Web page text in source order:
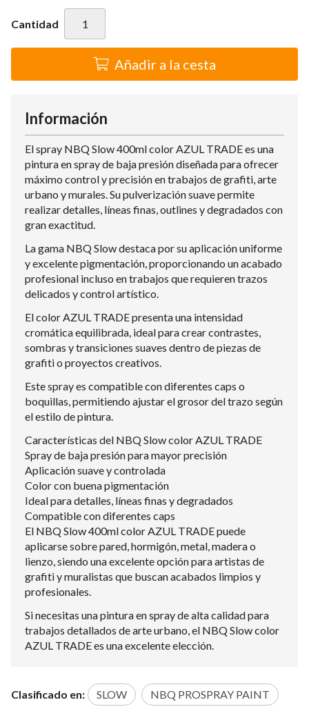
Cantidad
Añadir a la cesta
Información
El spray NBQ Slow 400ml color AZUL TRADE es una
pintura en spray de baja presión diseñada para ofrecer
máximo control y precisión en trabajos de grafiti, arte
urbano y murales. Su pulverización suave permite
realizar detalles, líneas finas, outlines y degradados con
gran exactitud.
La gama NBQ Slow destaca por su aplicación uniforme
y excelente pigmentación, proporcionando un acabado
profesional incluso en trabajos que requieren trazos
delicados y control artístico.
El color AZUL TRADE presenta una intensidad
cromática equilibrada, ideal para crear contrastes,
sombras y transiciones suaves dentro de piezas de
grafiti o proyectos creativos.
Este spray es compatible con diferentes caps o
boquillas, permitiendo ajustar el grosor del trazo según
el estilo de pintura.
Características del NBQ Slow color AZUL TRADE
Spray de baja presión para mayor precisión
Aplicación suave y controlada
Color con buena pigmentación
Ideal para detalles, líneas finas y degradados
Compatible con diferentes caps
El NBQ Slow 400ml color AZUL TRADE puede
aplicarse sobre pared, hormigón, metal, madera o
lienzo, siendo una excelente opción para artistas de
grafiti y muralistas que buscan acabados limpios y
profesionales.
Si necesitas una pintura en spray de alta calidad para
trabajos detallados de arte urbano, el NBQ Slow color
AZUL TRADE es una excelente elección.
Clasificado en: SLOW NBQ PROSPRAY PAINT